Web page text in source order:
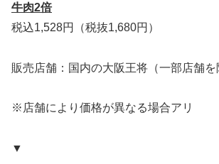
牛肉2倍
税込1,528円（税抜1,680円）
販売店舗：国内の大阪王将（一部店舗を
※店舗により価格が異なる場合アリ
▼